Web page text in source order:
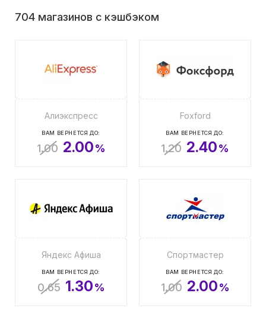
704 магазинов с кэшбэком
Алиэкспресс
ВАМ ВЕРНЕТСЯ ДО:
1.00 2.00%
Foxford
ВАМ ВЕРНЕТСЯ ДО:
1.20 2.40%
Яндекс Афиша
ВАМ ВЕРНЕТСЯ ДО:
0.65 1.30%
Спортмастер
ВАМ ВЕРНЕТСЯ ДО:
1.00 2.00%